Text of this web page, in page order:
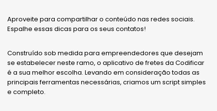
Aproveite para compartilhar o conteúdo nas redes sociais.
Espalhe essas dicas para os seus contatos!
Construído sob medida para empreendedores que desejam
se estabelecer neste ramo, o aplicativo de fretes da Codificar
é a sua melhor escolha. Levando em consideração todas as
principais ferramentas necessárias, criamos um script simples
e completo.